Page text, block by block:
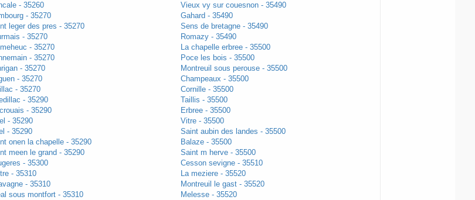
- 35260
- 35270
leger des pres - 35270
- 35270
- 35270
- 35270
- 35270
- 35270
- 35270
- 35290
- 35290
- 35290
- 35290
onen la chapelle - 35290
meen le grand - 35290
- 35300
- 35310
- 35310
sous montfort - 35310
Vieux vy sur couesnon - 35490
Gahard - 35490
Sens de bretagne - 35490
Romazy - 35490
La chapelle erbree - 35500
Poce les bois - 35500
Montreuil sous perouse - 35500
Champeaux - 35500
Cornille - 35500
Taillis - 35500
Erbree - 35500
Vitre - 35500
Saint aubin des landes - 35500
Balaze - 35500
Saint m herve - 35500
Cesson sevigne - 35510
La meziere - 35520
Montreuil le gast - 35520
Melesse - 35520